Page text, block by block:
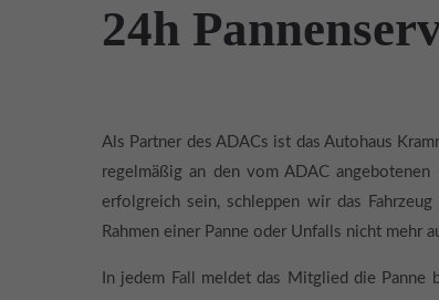
Anmelden
24h
Als Partner des ADACs ist das Autohaus
regelmäßig an den vom ADAC
erfolgreich sein, schleppen wir das
Rahmen einer Panne oder Unfalls nicht mehr
In jedem Fall meldet das Mitglied die